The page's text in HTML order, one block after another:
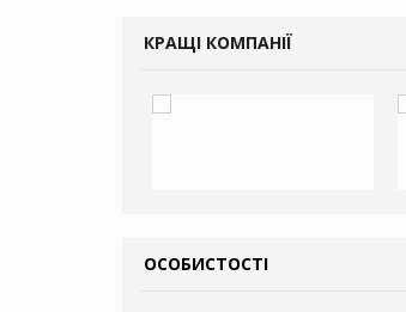
КРАЩІ КОМПАНІЇ
ОСОБИСТОСТІ